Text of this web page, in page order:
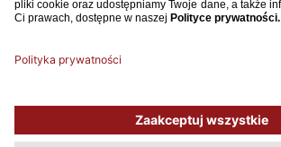
III szkolenie w Warszawie potwierdziło, że
sposobów na pozytywne aktywizowanie fanów
Używamy plików cookies, aby ułatwić Ci